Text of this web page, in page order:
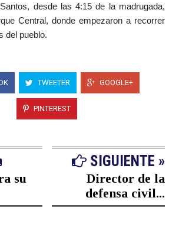
desde las 4:15 de la madrugada,
Central, donde empezaron a recorrer
del pueblo.
TWEETER GOOGLE+
PINTEREST
su
SIGUIENTE »
Director de la
defensa civil...